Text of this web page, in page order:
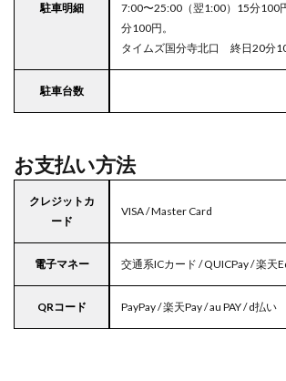
駐車明細
7:00〜25:00（翌1:00）15分
分100円。
タイムズ国分寺北口 終日20分
駐車台数
お支払い方法
クレジットカ
ード
VISA / Master Card
電子マネー 交通系ICカード / QUICPay / 楽天
QRコード PayPay / 楽天Pay / au PAY / d払い